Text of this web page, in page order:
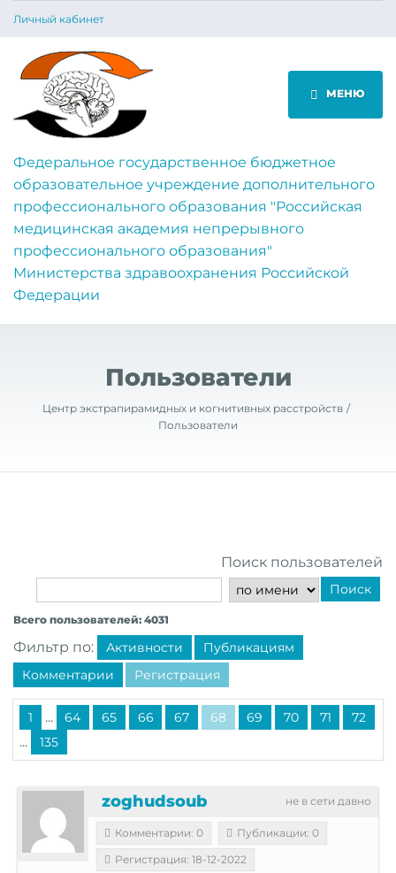
Личный кабинет
МЕНЮ
Федеральное государственное бюджетное
образовательное учреждение дополнительного
профессионального образования "Российская
медицинская академия непрерывного
профессионального образования"
Министерства здравоохранения Российской
Федерации
Пользователи
Центр экстрапирамидных и когнитивных расстройств
Пользователи
Поиск пользователей
Поиск
Всего пользователей: 4031
Фильтр по: Активности
Публикациям
Комментарии
Регистрация
1 ... 64 65 66 67 68 69 70 71 72
... 135
не в сети давно
zoghudsoub
Комментарии: 0
Публикации: 0
Регистрация: 18-12-2022